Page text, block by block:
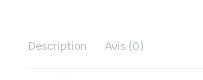
Description Avis (0)